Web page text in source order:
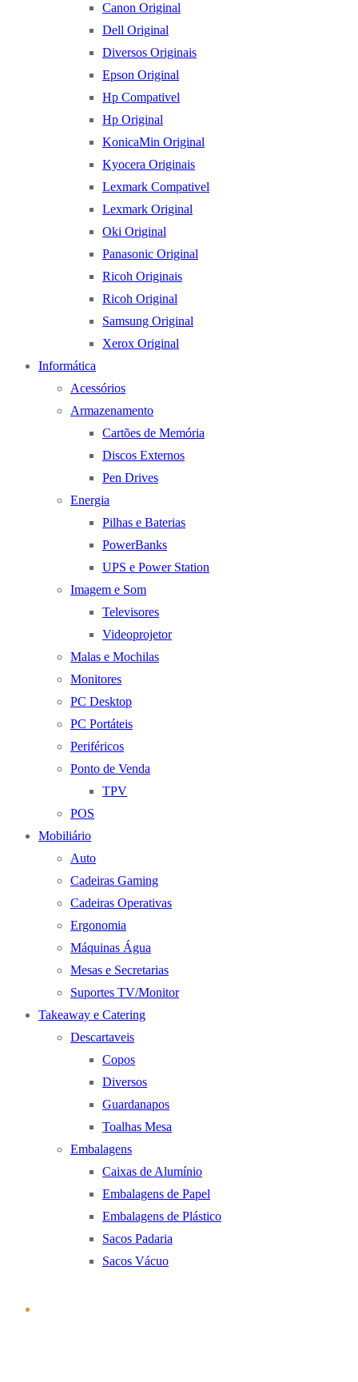
Canon Original
Dell Original
Diversos Originais
Epson Original
Hp Compativel
Hp Original
KonicaMin Original
Kyocera Originais
Lexmark Compativel
Lexmark Original
Oki Original
Panasonic Original
Ricoh Originais
Ricoh Original
Samsung Original
Xerox Original
Informática
Acessórios
Armazenamento
Cartões de Memória
Discos Externos
Pen Drives
Energia
Pilhas e Baterias
PowerBanks
UPS e Power Station
Imagem e Som
Televisores
Videoprojetor
Malas e Mochilas
Monitores
PC Desktop
PC Portáteis
Periféricos
Ponto de Venda
TPV
POS
Mobiliário
Auto
Cadeiras Gaming
Cadeiras Operativas
Ergonomia
Máquinas Água
Mesas e Secretarias
Suportes TV/Monitor
Takeaway e Catering
Descartaveis
Copos
Diversos
Guardanapos
Toalhas Mesa
Embalagens
Caixas de Alumínio
Embalagens de Papel
Embalagens de Plástico
Sacos Padaria
Sacos Vácuo